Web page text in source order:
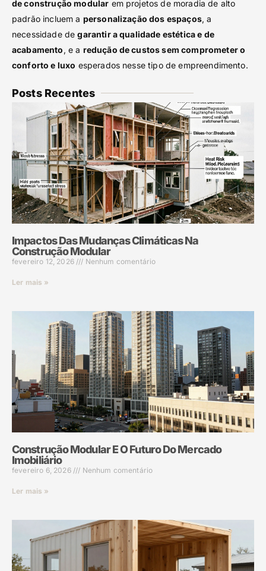
de construção modular em projetos de moradia de alto
padrão incluem a personalização dos espaços, a
necessidade degarantir a qualidade estética e de
acabamento , e a redução de custos sem comprometer o
conforto e luxo esperados nesse tipo de empreendimento.
Posts Recentes
Impactos Das Mudanças Climáticas Na
Construção Modular
fevereiro 12, 2026 Nenhum comentário
Ler mais »
Construção Modular E O Futuro Do Mercado
Imobiliário
fevereiro 6, 2026 Nenhum comentário
Ler mais »